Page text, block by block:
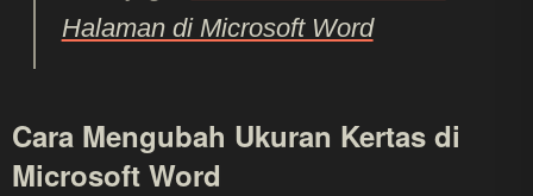
Halaman di Microsoft Word
Cara Mengubah Ukuran Kertas di
Microsoft Word